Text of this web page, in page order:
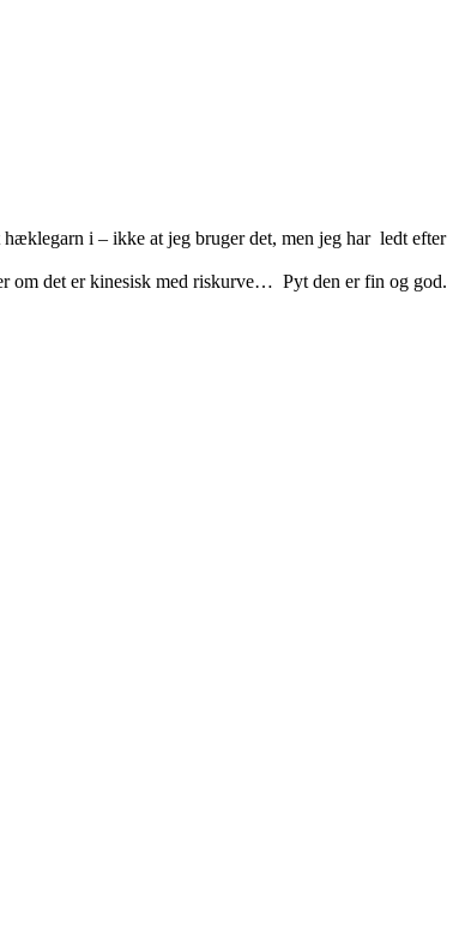
i – ikke at jeg bruger det, men jeg har ledt efter
om det er kinesisk med riskurve… Pyt den er fin og god.